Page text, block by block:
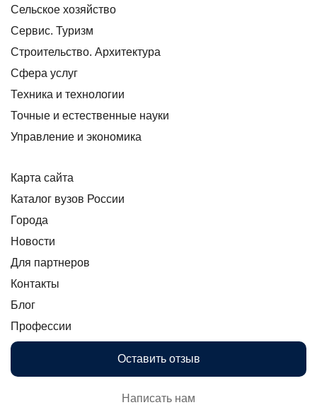
Сельское хозяйство
Сервис. Туризм
Строительство. Архитектура
Сфера услуг
Техника и технологии
Точные и естественные науки
Управление и экономика
Карта сайта
Каталог вузов России
Города
Новости
Для партнеров
Контакты
Блог
Профессии
Оставить отзыв
Написать нам